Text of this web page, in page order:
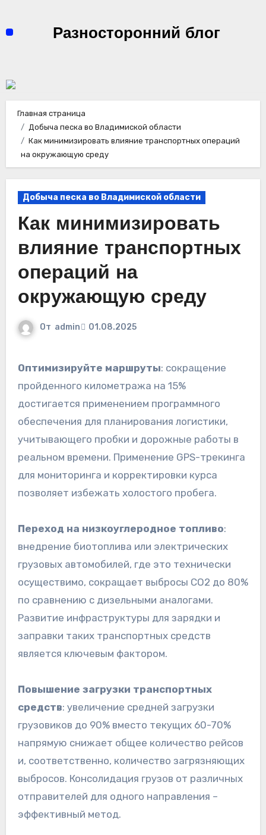
содержимомуРазносторонний блог
Главная страница
Добыча песка во Владимиской области
Как минимизировать влияние транспортных операций
на окружающую среду
Добыча песка во Владимиской области
Как минимизировать
влияние транспортных
операций на
окружающую среду
От admin 01.08.2025
Оптимизируйте маршруты: сокращение
пройденного километража на 15%
достигается применением программного
обеспечения для планирования логистики,
учитывающего пробки и дорожные работы в
реальном времени. Применение GPS-трекинга
для мониторинга и корректировки курса
позволяет избежать холостого пробега.
Переход на низкоуглеродное топливо:
внедрение биотоплива или электрических
грузовых автомобилей, где это технически
осуществимо, сокращает выбросы CO2 до 80%
по сравнению с дизельными аналогами.
Развитие инфраструктуры для зарядки и
заправки таких транспортных средств
является ключевым фактором.
Повышение загрузки транспортных
средств: увеличение средней загрузки
грузовиков до 90% вместо текущих 60-70%
напрямую снижает общее количество рейсов
и, соответственно, количество загрязняющих
выбросов. Консолидация грузов от различных
отправителей для одного направления –
эффективный метод.